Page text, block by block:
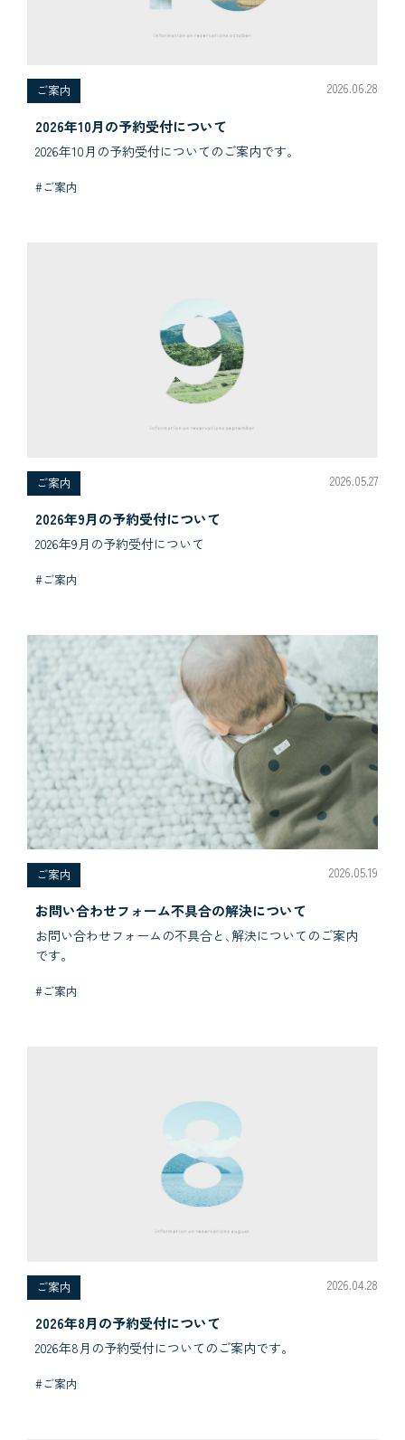
ご案内 2026.06.28
2026年10月の予約受付について
2026年10月の予約受付についてのご案内です｡
#ご案内
ご案内 2026.05.27
2026年9月の予約受付について
2026年9月の予約受付について
#ご案内
ご案内 2026.05.19
お問い合わせフォーム不具合の解決について
お問い合わせフォームの不具合と､解決についてのご案内
です。
#ご案内
ご案内 2026.04.28
2026年8月の予約受付について
2026年8月の予約受付についてのご案内です。
#ご案内